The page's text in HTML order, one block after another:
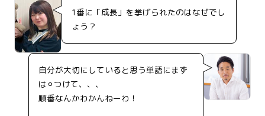
1番に「成長」を挙げられたのはなぜでし
ょう？
自分が大切にしていると思う単語にまず
は⚪︎つけて、、、
順番なんかわかんねーわ！